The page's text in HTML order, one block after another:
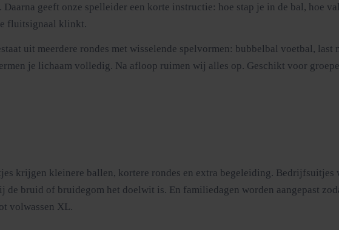
Daarna geeft onze spelleider een korte instructie: hoe stap je in de bal, hoe
fluitsignaal klinkt.
uit meerdere rondes met wisselende spelvormen: bubbelbal voetbal,
je lichaam volledig. Na afloop ruimen wij alles op. Geschikt voor
krijgen kleinere ballen, kortere rondes en extra begeleiding. Bedrijfsuitjes
bruid of bruidegom het doelwit is. En familiedagen worden aangepast
volwassen XL.